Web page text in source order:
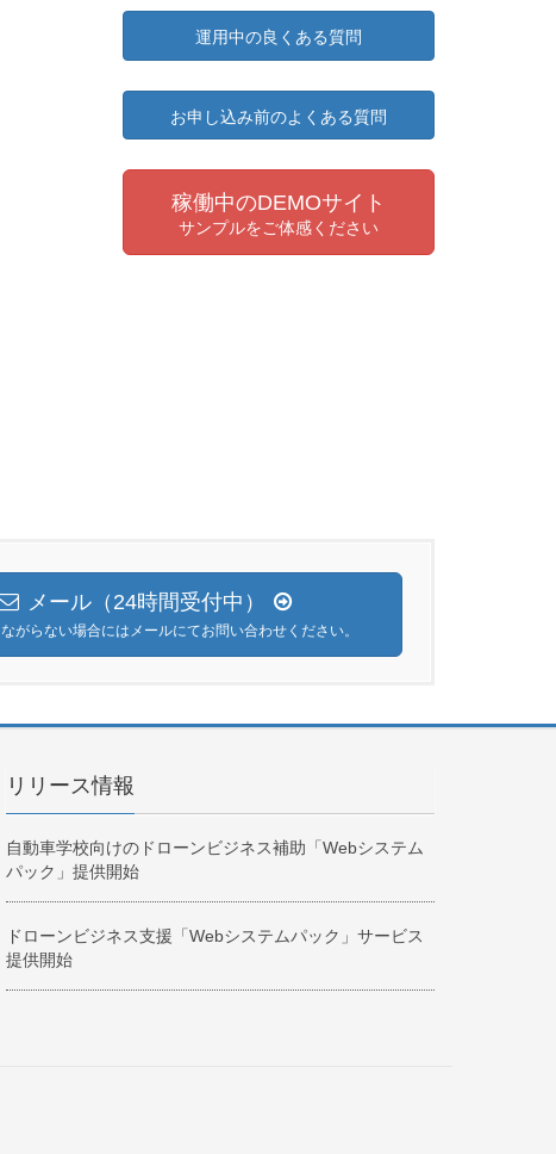
運用中の良くある質問
お申し込み前のよくある質問
稼働中のDEMOサイト
サンプルをご体感ください
メール（24時間受付中）
がらない場合にはメールにてお問い合わせください。
リリース情報
自動車学校向けのドローンビジネス補助「Webシステム
パック」提供開始
ドローンビジネス支援「Webシステムパック」サービス
提供開始